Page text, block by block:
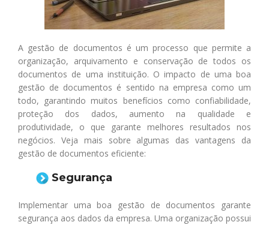
A gestão de documentos é um processo que permite a
organização, arquivamento e conservação de todos os
documentos de uma instituição. O impacto de uma boa
gestão de documentos é sentido na empresa como um
todo, garantindo muitos benefícios como confiabilidade,
proteção dos dados, aumento na qualidade e
produtividade, o que garante melhores resultados nos
negócios. Veja mais sobre algumas das vantagens da
gestão de documentos eficiente:
Segurança
Implementar uma boa gestão de documentos garante
segurança aos dados da empresa. Uma organização possui